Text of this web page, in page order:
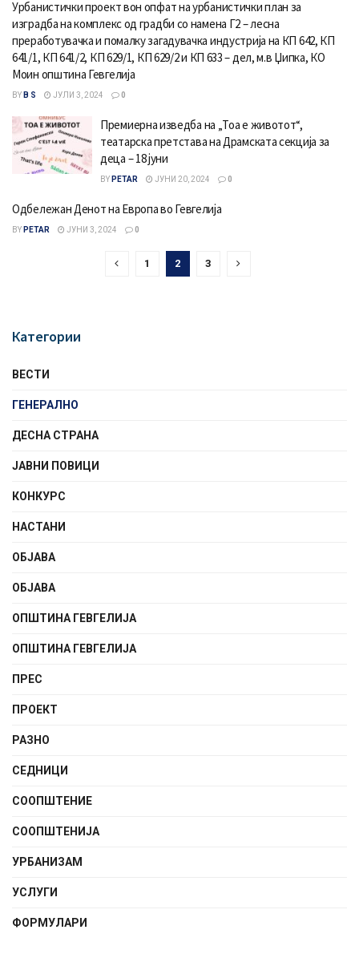
Урбанистички проект вон опфат на урбанистички план за
изградба на комплекс од градби со намена Г2 – лесна
преработувачка и помалку загадувачка индустрија на КП 642, КП
641/1, КП 641/2, КП 629/1, КП 629/2 и КП 633 – дел, м.в Џипка, КО
Моин општина Гевгелија
BY B S ЈУЛИ 3, 2024 0
Премиерна изведба на „Тоа е животот“,
театарска претстава на Драмската секција за
деца – 18 јуни
BY PETAR ЈУНИ 20, 2024 0
Одбележан Денот на Европа во Гевгелија
BY PETAR ЈУНИ 3, 2024 0
1 2 3
Категории
ВЕСТИ
ГЕНЕРАЛНО
ДЕСНА СТРАНА
ЈАВНИ ПОВИЦИ
КОНКУРС
НАСТАНИ
ОБЈАВА
ОБЈАВА
ОПШТИНА ГЕВГЕЛИЈА
ОПШТИНА ГЕВГЕЛИЈА
ПРЕС
ПРОЕКТ
РАЗНО
СЕДНИЦИ
СООПШТЕНИE
СООПШТЕНИЈА
УРБАНИЗАМ
УСЛУГИ
ФОРМУЛАРИ